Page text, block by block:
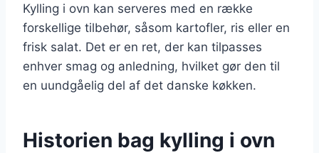
Kylling i ovn kan serveres med en række
forskellige tilbehør, såsom kartofler, ris eller en
frisk salat. Det er en ret, der kan tilpasses
enhver smag og anledning, hvilket gør den til
en uundgåelig del af det danske køkken.
Historien bag kylling i ovn